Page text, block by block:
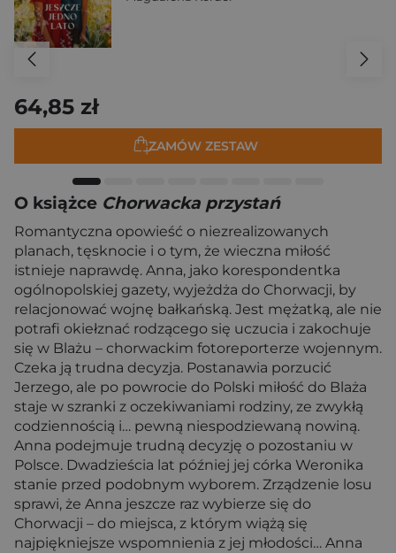
64,85 zł
ZAMÓW ZESTAW
O książce Chorwacka przystań
Romantyczna opowieść o niezrealizowanych
planach, tęsknocie i o tym, że wieczna miłość
istnieje naprawdę. Anna, jako korespondentka
ogólnopolskiej gazety, wyjeżdża do Chorwacji, by
relacjonować wojnę bałkańską. Jest mężatką, ale nie
potrafi okiełznać rodzącego się uczucia i zakochuje
się w Blażu – chorwackim fotoreporterze wojennym.
Czeka ją trudna decyzja. Postanawia porzucić
Jerzego, ale po powrocie do Polski miłość do Blaża
staje w szranki z oczekiwaniami rodziny, ze zwykłą
codziennością i… pewną niespodziewaną nowiną.
Anna podejmuje trudną decyzję o pozostaniu w
Polsce. Dwadzieścia lat później jej córka Weronika
stanie przed podobnym wyborem. Zrządzenie losu
sprawi, że Anna jeszcze raz wybierze się do
Chorwacji – do miejsca, z którym wiążą się
najpiękniejsze wspomnienia z jej młodości… Anna